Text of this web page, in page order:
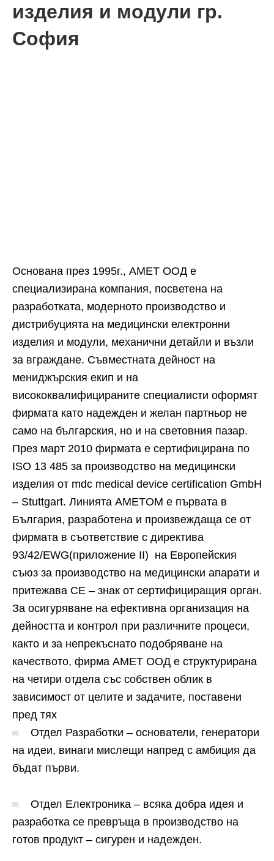
изделия и модули гр.
София
Основана през 1995г., АМЕТ ООД е
специализирана компания, посветена на
разработката, модерното производство и
дистрибуцията на медицински електронни
изделия и модули, механични детайли и възли
за вграждане. Съвместната дейност на
мениджърския екип и на
висококвалифицираните специалисти оформят
фирмата като надежден и желан партньор не
само на българския, но и на световния пазар.
През март 2010 фирмата е сертифицирана по
ISO 13 485 за производство на медицински
изделия от mdc medical device certification GmbH
– Stuttgart. Линията AMETOM е първата в
България, разработена и произвеждаща се от
фирмата в съответствие с директива
93/42/EWG(приложение II) на Европейския
съюз за производство на медицински апарати и
притежава CE – знак от сертифициращия орган.
За осигуряване на ефективна организация на
дейността и контрол при различните процеси,
както и за непрекъснато подобряване на
качеството, фирма АМЕТ ООД е структурирана
на четири отдела със собствен облик в
зависимост от целите и задачите, поставени
пред тях
Отдел Разработки – основатели, генератори
на идеи, винаги мислещи напред с амбиция да
бъдат първи.
Отдел Електроника – всяка добра идея и
разработка се превръща в производство на
готов продукт – сигурен и надежден.